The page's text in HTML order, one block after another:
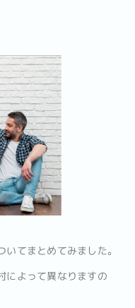
てまとめてみました。
によって異なりますの